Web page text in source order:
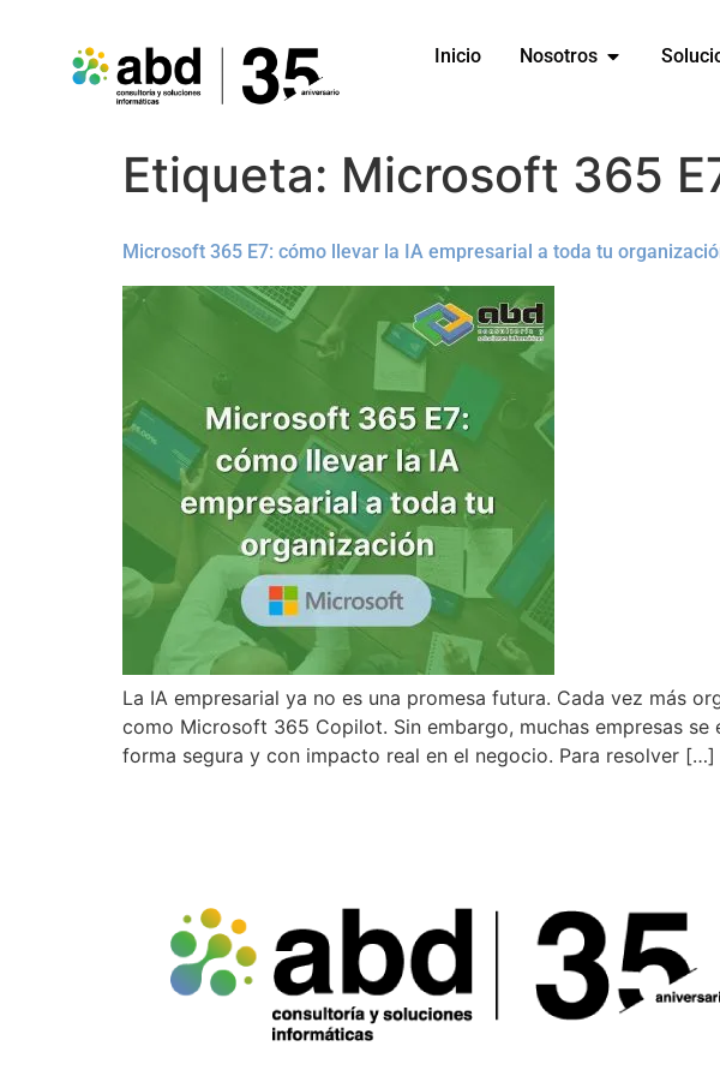
Inicio Nosotros
Etiqueta: Microsoft 365
Microsoft 365 E7: cómo llevar la IA empresarial a toda tu
La IA empresarial ya no es una promesa futura. Cada vez más
como Microsoft 365 Copilot. Sin embargo, muchas empresas
forma segura y con impacto real en el negocio. Para resolver […]